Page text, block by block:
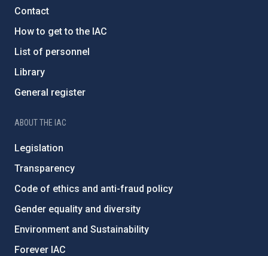
Contact
How to get to the IAC
List of personnel
Library
General register
ABOUT THE IAC
Legislation
Transparency
Code of ethics and anti-fraud policy
Gender equality and diversity
Environment and Sustainability
Forever IAC